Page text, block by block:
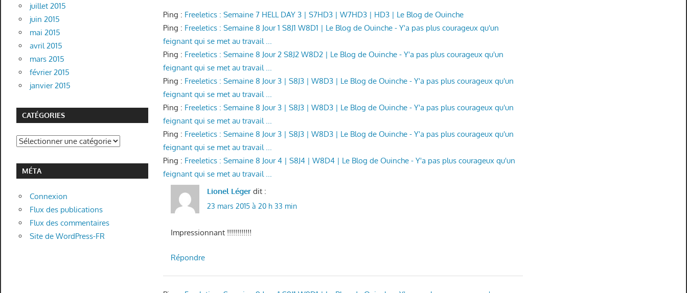
Ping : Freeletics : Semaine 7 HELL DAY 3 | S7HD3 | W7HD3 | HD3 | Le Blog de Ouinche
Ping : Freeletics : Semaine 8 Jour 1 S8J1 W8D1 | Le Blog de Ouinche - Y'a pas plus courageux qu'un
feignant qui se met au travail ...
Ping : Freeletics : Semaine 8 Jour 2 S8J2 W8D2 | Le Blog de Ouinche - Y'a pas plus courageux qu'un
feignant qui se met au travail ...
Ping : Freeletics : Semaine 8 Jour 3 | S8J3 | W8D3 | Le Blog de Ouinche - Y'a pas plus courageux qu'un
feignant qui se met au travail ...
Ping : Freeletics : Semaine 8 Jour 3 | S8J3 | W8D3 | Le Blog de Ouinche - Y'a pas plus courageux qu'un
feignant qui se met au travail ...
Ping : Freeletics : Semaine 8 Jour 3 | S8J3 | W8D3 | Le Blog de Ouinche - Y'a pas plus courageux qu'un
feignant qui se met au travail ...
Ping : Freeletics : Semaine 8 Jour 4 | S8J4 | W8D4 | Le Blog de Ouinche - Y'a pas plus courageux qu'un
feignant qui se met au travail ...
Lionel Léger dit :
23 mars 2015 à 20 h 33 min
Impressionnant !!!!!!!!!!!!
Répondre
juillet 2015
juin 2015
mai 2015
avril 2015
mars 2015
février 2015
janvier 2015
CATÉGORIES
Catégories
MÉTA
Connexion
Flux des publications
Flux des commentaires
Site de WordPress-FR